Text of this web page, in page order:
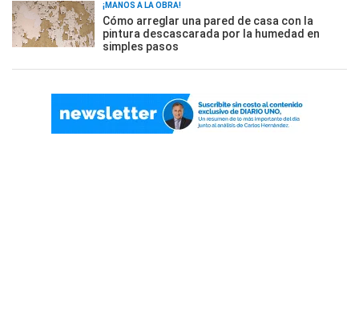
¡MANOS A LA OBRA!
Cómo arreglar una pared de casa con la
pintura descascarada por la humedad en
simples pasos